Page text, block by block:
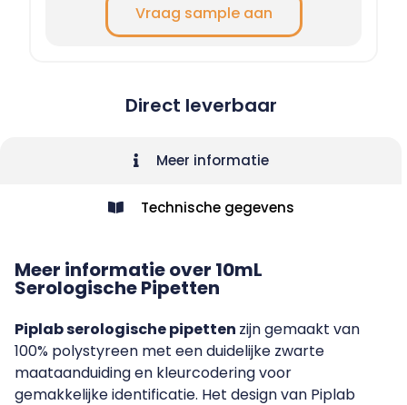
Vraag sample aan
Direct leverbaar
Meer informatie
Technische gegevens
Meer informatie over 10mL
Serologische Pipetten
Piplab serologische pipetten zijn gemaakt van
100% polystyreen met een duidelijke zwarte
maataanduiding en kleurcodering voor
gemakkelijke identificatie. Het design van Piplab